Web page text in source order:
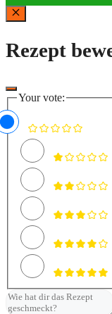
Schließen
Rezept
Your vote: